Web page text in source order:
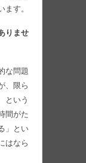
す。
りませ
な問題
、限ら
という
間がた
」とい
はなら